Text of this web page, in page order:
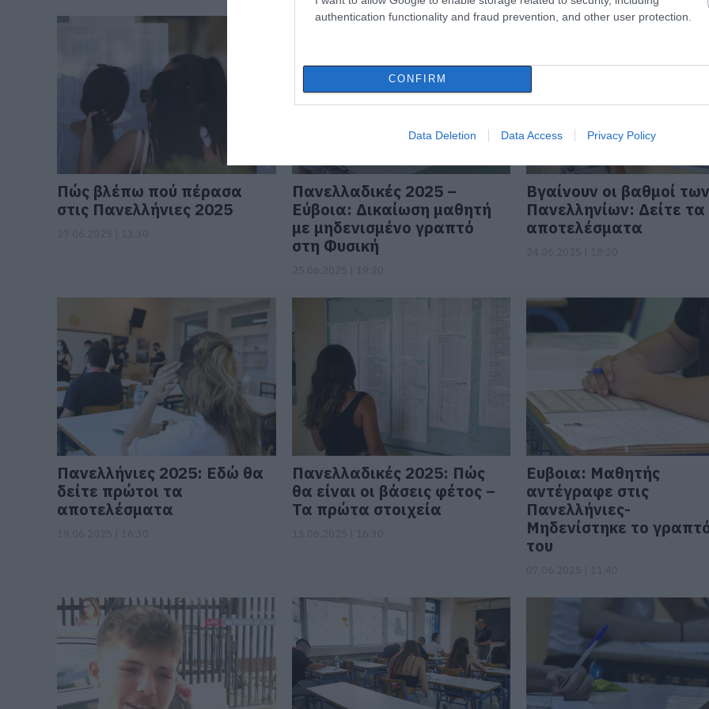
authentication functionality and fraud prevention, and other user protection.
CONFIRM
Data Deletion Data Access Privacy Policy
Πώς βλέπω πού πέρασα
στις Πανελλήνιες 2025
Πανελλαδικές 2025 –
Εύβοια: Δικαίωση μαθητή
με μηδενισμένο γραπτό
στη Φυσική
Βγαίνουν οι βαθμοί
Πανελληνίων: Δείτε τα
αποτελέσματα
Πανελλήνιες 2025: Εδώ θα
δείτε πρώτοι τα
αποτελέσματα
Πανελλαδικές 2025: Πώς
θα είναι οι βάσεις φέτος –
Τα πρώτα στοιχεία
Ευβοια: Μαθητής
αντέγραφε στις
Πανελλήνιες-
Μηδενίστηκε το
του